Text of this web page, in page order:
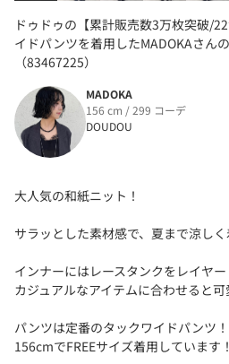
ドゥドゥの【累計販売数3万枚突破/
イドパンツを着用したMADOKAさん
（83467225）
MADOKA
156 cm / 299 コーデ
DOUDOU
大人気の和紙ニット！
サラッとした素材感で、夏まで涼しく
インナーにはレースタンクをレイヤー
カジュアルなアイテムに合わせると
パンツは定番のタックワイドパンツ！
156cmでFREEサイズ着用しています！